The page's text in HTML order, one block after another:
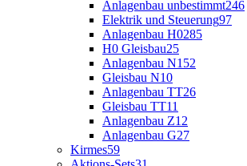
Anlagenbau unbestimmt246
Elektrik und Steuerung97
Anlagenbau H0285
H0 Gleisbau25
Anlagenbau N152
Gleisbau N10
Anlagenbau TT26
Gleisbau TT11
Anlagenbau Z12
Anlagenbau G27
Kirmes59